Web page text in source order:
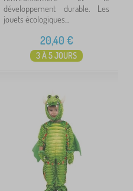
développement durable. Les
jouets écologiques...
20,40 €
3 À 5 JOURS